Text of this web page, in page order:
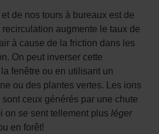
de nos tours à bureaux est de
augmente le taux de
à cause de la friction dans les
On peut inverser cette
fenêtre ou en utilisant un
ou des plantes vertes. Les ions
ceux générés par une chute
on se sent tellement plus léger
en forêt!